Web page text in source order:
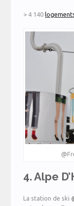
> 4 140
4. Alpe
La station de ski